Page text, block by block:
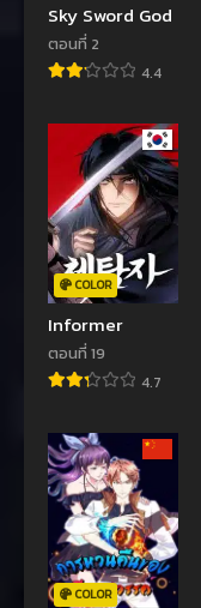
Sky Sword God
ตอนที่ 2
4.4
COLOR
Informer
ตอนที่ 19
4.7
COLOR